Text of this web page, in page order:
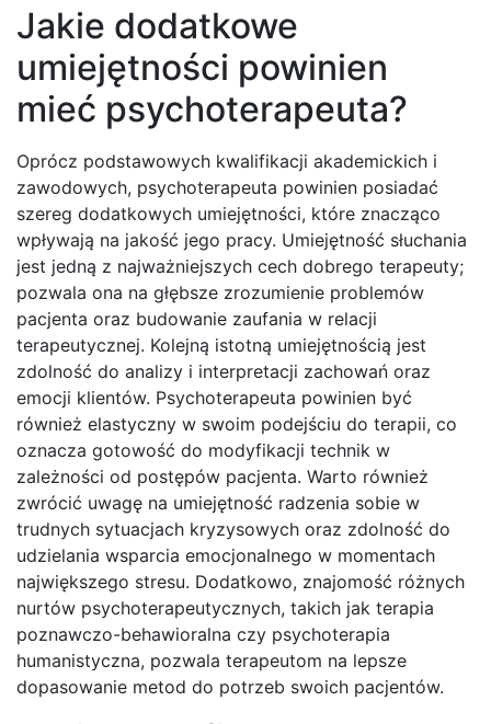
Jakie dodatkowe
umiejętności powinien
mieć psychoterapeuta?
Oprócz podstawowych kwalifikacji akademickich i
zawodowych, psychoterapeuta powinien posiadać
szereg dodatkowych umiejętności, które znacząco
wpływają na jakość jego pracy. Umiejętność słuchania
jest jedną z najważniejszych cech dobrego terapeuty;
pozwala ona na głębsze zrozumienie problemów
pacjenta oraz budowanie zaufania w relacji
terapeutycznej. Kolejną istotną umiejętnością jest
zdolność do analizy i interpretacji zachowań oraz
emocji klientów. Psychoterapeuta powinien być
również elastyczny w swoim podejściu do terapii, co
oznacza gotowość do modyfikacji technik w
zależności od postępów pacjenta. Warto również
zwrócić uwagę na umiejętność radzenia sobie w
trudnych sytuacjach kryzysowych oraz zdolność do
udzielania wsparcia emocjonalnego w momentach
największego stresu. Dodatkowo, znajomość różnych
nurtów psychoterapeutycznych, takich jak terapia
poznawczo-behawioralna czy psychoterapia
humanistyczna, pozwala terapeutom na lepsze
dopasowanie metod do potrzeb swoich pacjentów.